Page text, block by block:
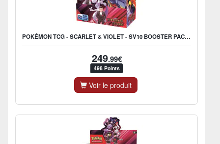
POKÉMON TCG - SCARLET & VIOLET - SV10 BOOSTER PACK (DISPLAY X36) - UK
249.99€
498 Points
Voir le produit